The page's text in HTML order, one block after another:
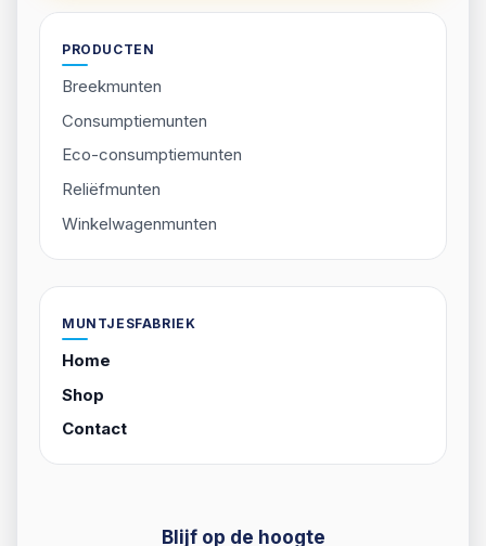
Van advies tot productie: we houden het eenvoudig,
PRODUCTEN
Breekmunten
Eco-consumptiemunten